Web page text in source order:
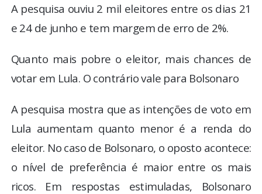
A pesquisa ouviu 2 mil eleitores entre os dias 21
e 24 de junho e tem margem de erro de 2%.
Quanto mais pobre o eleitor, mais chances de
votar em Lula. O contrário vale para Bolsonaro
A pesquisa mostra que as intenções de voto em
Lula aumentam quanto menor é a renda do
eleitor. No caso de Bolsonaro, o oposto acontece:
o nível de preferência é maior entre os mais
ricos. Em respostas estimuladas, Bolsonaro